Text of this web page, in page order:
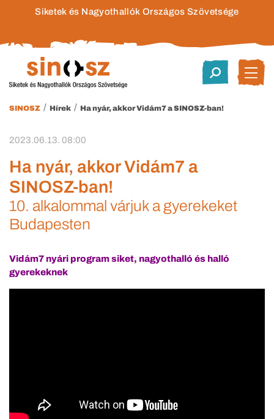
Siketek és Nagyothallók Országos Szövetsége
SINOSZ / Hírek / Ha nyár, akkor Vidám7 a SINOSZ-ban!
2023.06.13. 08:00
Ha nyár, akkor Vidám7 a
SINOSZ-ban!
10. alkalommal várjuk a gyerekeket
Budapesten
Vidám7 nyári program siket, nagyothalló és halló
gyerekeknek